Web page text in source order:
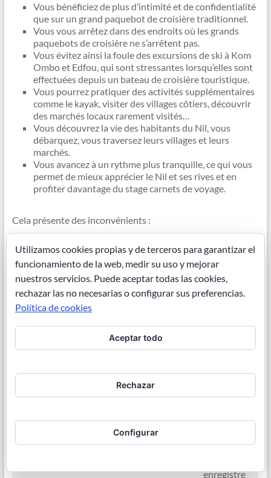
Vous bénéficiez de plus d’intimité et de confidentialité
que sur un grand paquebot de croisière traditionnel.
Vous vous arrêtez dans des endroits où les grands
paquebots de croisière ne s’arrêtent pas.
Vous évitez ainsi la foule des excursions de ski à Kom
Ombo et Edfou, qui sont stressantes lorsqu’elles sont
effectuées depuis un bateau de croisière touristique.
Vous pourrez pratiquer des activités supplémentaires
comme le kayak, visiter des villages côtiers, découvrir
des marchés locaux rarement visités…
Vous découvrez la vie des habitants du Nil, vous
débarquez, vous traversez leurs villages et leurs
marchés.
Vous avancez à un rythme plus tranquille, ce qui vous
permet de mieux apprécier le Nil et ses rives et en
profiter davantage du stage carnets de voyage.
Cela présente des inconvénients :
vous ne voulez pas payer un supplément élevé (550
USD, environ 475 €).
Il y a moins d’espace pour se déplacer, il n’y a pas de
grands salons…
avons besoin d’une certaine indépendance, de pouvoir nous
arrêter de temps en temps pour dessiner et aller plus seuls,
Programme de croisière en
enregistre
Utilizamos cookies propias y de terceros para garantizar el
funcionamiento de la web, medir su uso y mejorar
nuestros servicios. Puede aceptar todas las cookies,
rechazar las no necesarias o configurar sus preferencias.
Política de cookies
Aceptar todo
Rechazar
Configurar